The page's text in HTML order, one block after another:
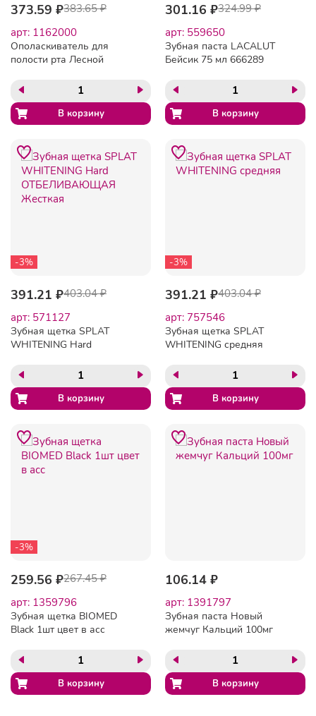
373.59 ₽383.65 ₽
арт: 1162000
Ополаскиватель для
полости рта Лесной
травы 400мл
301.16 ₽324.99 ₽
арт: 559650
Зубная паста LACALUT
Бейсик 75 мл 666289
-3%
391.21 ₽403.04 ₽
арт: 571127
Зубная щетка SPLAT
WHITENING Hard
Жесткая
-3%
391.21 ₽403.04 ₽
арт: 757546
Зубная щетка SPLAT
WHITENING средняя
-3%
259.56 ₽267.45 ₽
арт: 1359796
Зубная щетка BIOMED
Black 1шт цвет в асс
106.14 ₽
арт: 1391797
Зубная паста Новый
жемчуг Кальций 100мг